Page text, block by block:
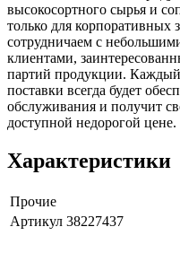
высокосортного сырья и
только для корпоративных
сотрудничаем с
клиентами,
партий продукции. Каждый
поставки всегда будет
обслуживания и получит
доступной недорогой цене.
Характеристики
Прочие
Артикул 38227437